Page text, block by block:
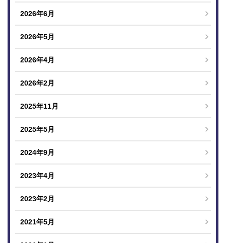
2026年6月
2026年5月
2026年4月
2026年2月
2025年11月
2025年5月
2024年9月
2023年4月
2023年2月
2021年5月